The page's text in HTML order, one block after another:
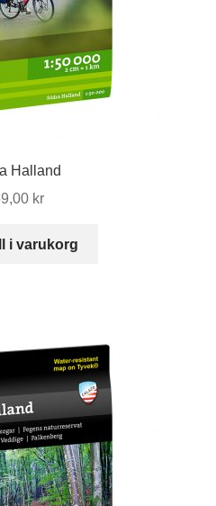
Halland
kr
i varukorg